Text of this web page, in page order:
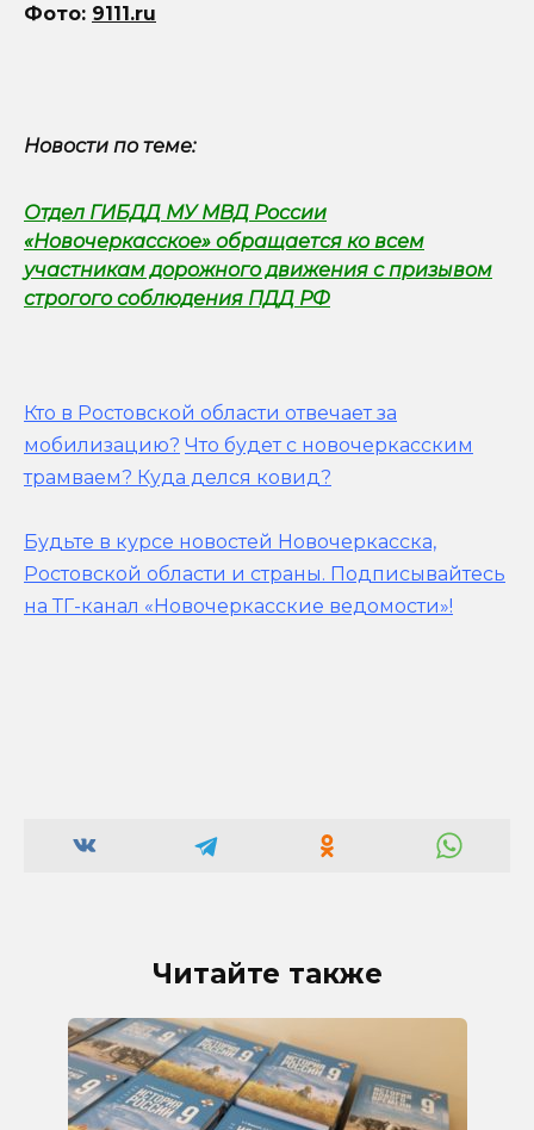
Фото: 9111.ru
Новости по теме:
Отдел ГИБДД МУ МВД России
«Новочеркасское» обращается ко всем
участникам дорожного движения с призывом
строгого соблюдения ПДД РФ
Кто в Ростовской области отвечает за
мобилизацию? Что будет с новочеркасским
трамваем? Куда делся ковид?
Будьте в курсе новостей Новочеркасска,
Ростовской области и страны. Подписывайтесь
на ТГ-канал «Новочеркасские ведомости»!
Читайте также